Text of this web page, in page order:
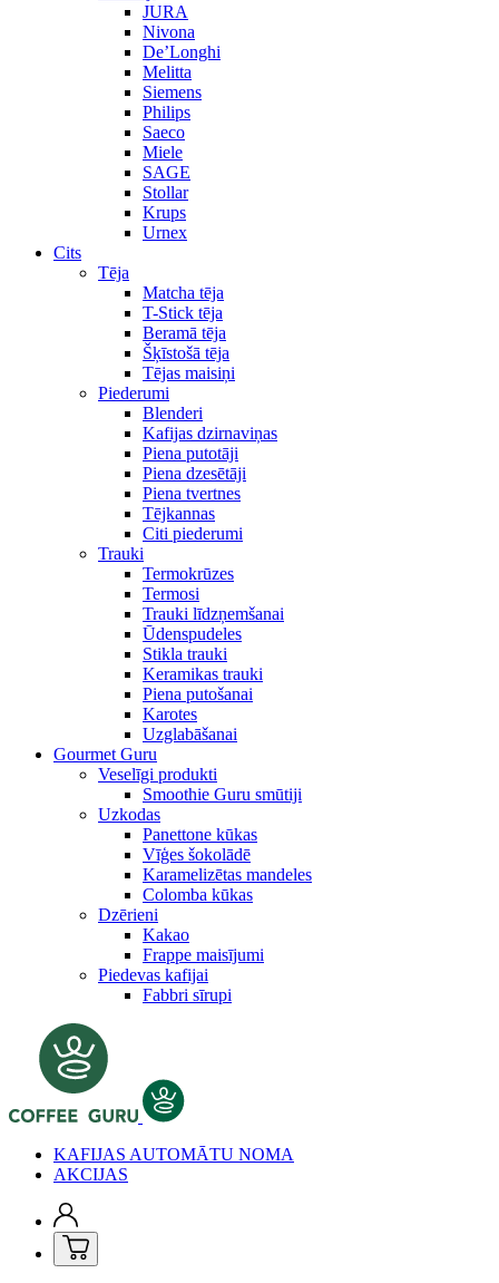
JURA
Nivona
De’Longhi
Melitta
Siemens
Philips
Saeco
Miele
SAGE
Stollar
Krups
Urnex
Cits
Tēja
Matcha tēja
T-Stick tēja
Beramā tēja
Šķīstošā tēja
Tējas maisiņi
Piederumi
Blenderi
Kafijas dzirnaviņas
Piena putotāji
Piena dzesētāji
Piena tvertnes
Tējkannas
Citi piederumi
Trauki
Termokrūzes
Termosi
Trauki līdzņemšanai
Ūdenspudeles
Stikla trauki
Keramikas trauki
Piena putošanai
Karotes
Uzglabāšanai
Gourmet Guru
Veselīgi produkti
Smoothie Guru smūtiji
Uzkodas
Panettone kūkas
Vīģes šokolādē
Karamelizētas mandeles
Colomba kūkas
Dzērieni
Kakao
Frappe maisījumi
Piedevas kafijai
Fabbri sīrupi
KAFIJAS AUTOMĀTU NOMA
AKCIJAS